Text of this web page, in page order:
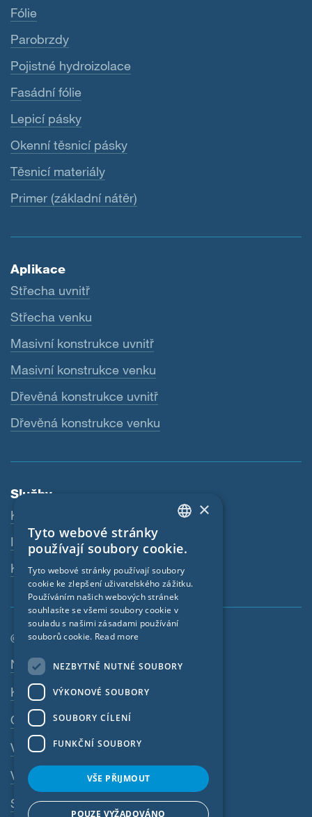
Fólie
Parobrzdy
Pojistné hydroizolace
Fasádní fólie
Lepicí pásky
Okenní těsnicí pásky
Těsnicí materiály
Primer (základní nátěr)
Aplikace
Střecha uvnitř
Střecha venku
Masivní konstrukce uvnitř
Masivní konstrukce venku
Dřevěná konstrukce uvnitř
Dřevěná konstrukce venku
Služby
Ke stažení
Internetový obchod
Kontaktní osoba
© SIGA 2026
Navigace zápatí
Nabídky práce
Kontakt
Ochrana osobních údajů
Výtisk
VOP
Systém whistleblowingu
FRENCH
CZECH
NORWEGIAN
×
Tyto webové stránky
používají soubory cookie.
Tyto webové stránky používají soubory
cookie ke zlepšení uživatelského zážitku.
Používáním našich webových stránek
souhlasíte se všemi soubory cookie v
souladu s našimi zásadami používání
souborů cookie. Read more
NEZBYTNĚ NUTNÉ SOUBORY
VÝKONOVÉ SOUBORY
SOUBORY CÍLENÍ
FUNKČNÍ SOUBORY
VŠE PŘIJMOUT
POUZE VYŽADOVÁNO